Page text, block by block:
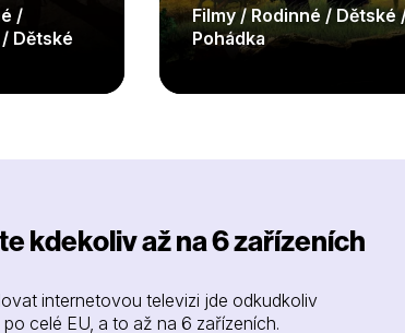
/
Dětské
Filmy / Rodinné / Dětské
Pohádka
kdekoliv až na 6 zařízeních
internetovou televizi jde odkudkoliv
po celé EU, a to až na 6 zařízeních.